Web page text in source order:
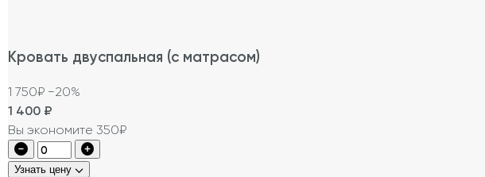
Кровать двуспальная (с матрасом)
1 750₽ −20%
1 400 ₽
Вы экономите 350₽
Узнать цену